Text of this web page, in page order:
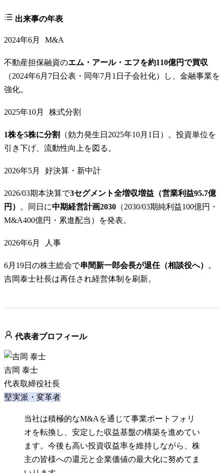
出来事の年表
2024年6月 M&A
不動産担保融資のエム・アール・エフを約110億円で買収
（2024年6月7日公表・同年7月1日子会社化）し、金融事業を
強化。
2025年10月 株式分割
1株を5株に分割
（効力発生日2025年10月1日）。投資単位を
引き下げ、流動性向上を図る。
2026年5月 好決算・新中計
2026/03期本決算で3セグメント全増収増益（営業利益95.7億
円）
。同日に中期経営計画2030 （2030/03期純利益100億円・
M&A400億円・累進配当）を発表。
2026年6月 人事
6月19日の株主総会で串間新一郎会長が退任（相談役へ）
。
吉岡泰士社長は再任され経営体制を刷新。
代表者プロフィール
吉岡 泰士
代表取締役社長
堅実派・変革者
当社は積極的なM&Aを通じて事業ポートフォリ
オを転換し、安定した収益基盤の構築を進めてい
ます。今後も高い投資収益率を維持しながら、株
主の皆様への還元と企業価値の最大化に努めてま